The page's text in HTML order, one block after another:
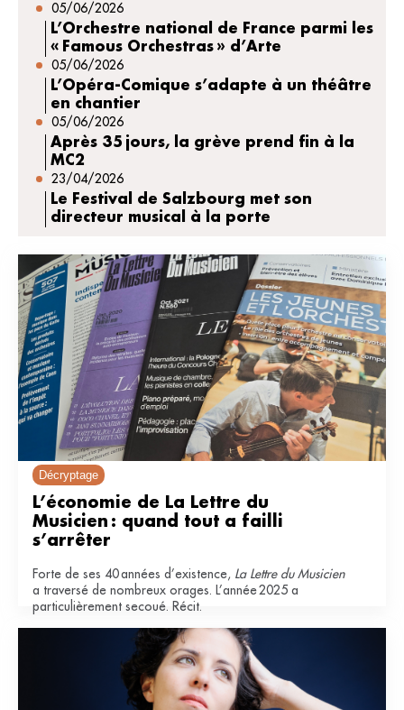
05/06/2026
L’Orchestre national de France parmi les
« Famous Orchestras » d’Arte
05/06/2026
L’Opéra-Comique s’adapte à un théâtre
en chantier
05/06/2026
Après 35 jours, la grève prend fin à la
MC2
23/04/2026
Le Festival de Salzbourg met son
directeur musical à la porte
Décryptage
L’économie de La Lettre du
Musicien : quand tout a failli
s’arrêter
Forte de ses 40 années d’existence, La Lettre du Musicien
a traversé de nombreux orages. L’année 2025 a
particulièrement secoué. Récit.